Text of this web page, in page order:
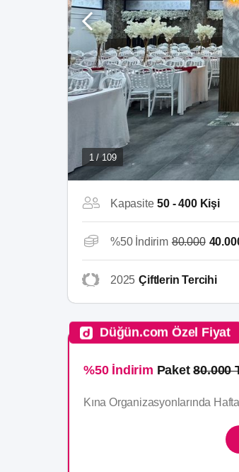
1 / 109
Kapasite 50 - 400 Kişi
%50 İndirim 80.000
2025 Çiftlerin Tercihi
Düğün.com Özel Fiyat
%50 İndirim Paket80.000
Kına Organizasyonlarında